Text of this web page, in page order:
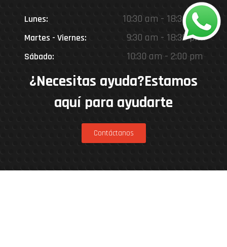
Lunes: 10:30 am - 18:30 pm
Martes - Viernes: 9:30 am - 18:30 pm
Sábado: 10:30 am - 2:00 pm
¿Necesitas ayuda?Estamos
aquí para ayudarte
Contáctanos